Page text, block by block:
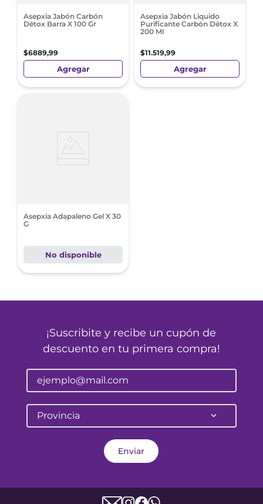
Asepxia Jabón Carbón
Détox Barra X 100 Gr
$6889,99
Agregar
Asepxia Jabón Liquido
Purificante Carbón Détox X
200 Ml
$11.519,99
Agregar
Asepxia Adapaleno Gel X 30
G
No disponible
¡Suscribite y recibe un cupón de
descuento en tu primera compra!
Provincia
Enviar